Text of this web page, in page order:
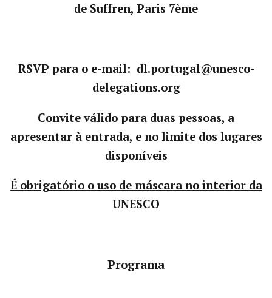
de Suffren, Paris 7ème
RSVP para o e-mail: dl.portugal@unesco-
delegations.org
Convite válido para duas pessoas, a
apresentar à entrada, e no limite dos lugares
disponíveis
É obrigatório o uso de máscara no interior da
UNESCO
Programa